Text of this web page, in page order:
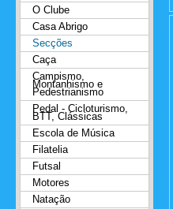
O Clube
Casa Abrigo
Secções
Caça
Campismo,
Montanhismo e
Pedestrianismo
Pedal - Cicloturismo,
BTT, Clássicas
Escola de Música
Filatelia
Futsal
Motores
Natação